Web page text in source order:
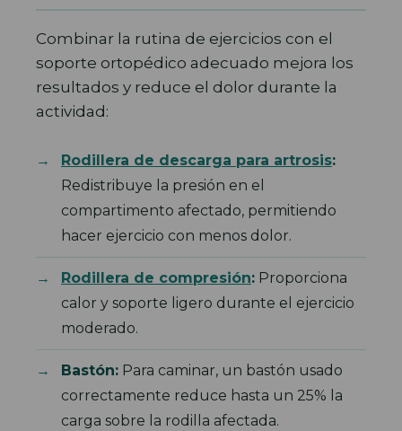
Combinar la rutina de ejercicios con el
soporte ortopédico adecuado mejora los
resultados y reduce el dolor durante la
actividad:
Rodillera de descarga para artrosis:
Redistribuye la presión en el
compartimento afectado, permitiendo
hacer ejercicio con menos dolor.
Rodillera de compresión: Proporciona
calor y soporte ligero durante el ejercicio
moderado.
Bastón: Para caminar, un bastón usado
correctamente reduce hasta un 25% la
carga sobre la rodilla afectada.